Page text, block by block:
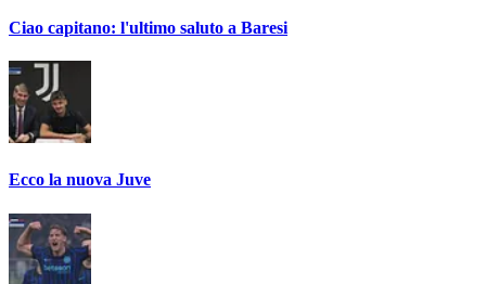
Ciao capitano: l'ultimo saluto a Baresi
Ecco la nuova Juve